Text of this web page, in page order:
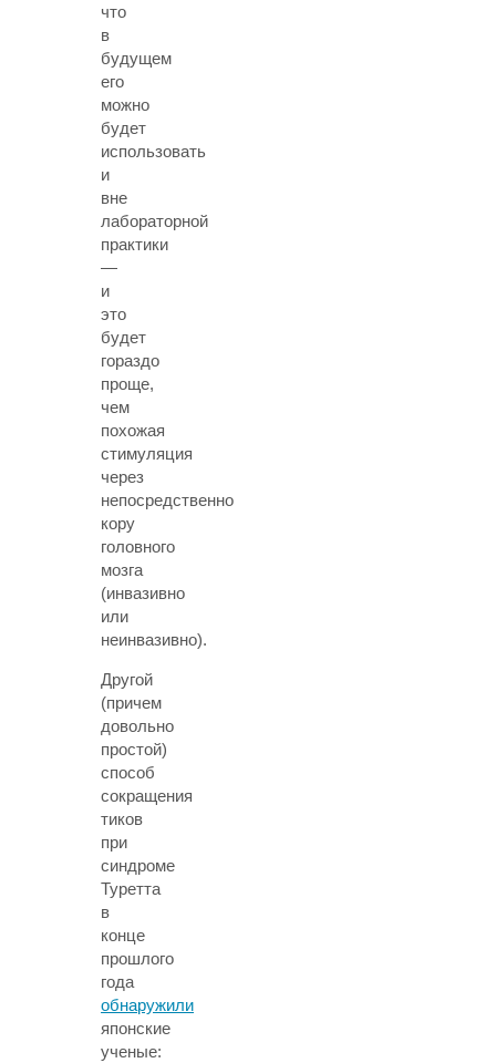
что
в
будущем
его
можно
будет
использовать
и
вне
лабораторной
практики
—
и
это
будет
гораздо
проще,
чем
похожая
стимуляция
через
непосредственно
кору
головного
мозга
(инвазивно
или
неинвазивно).
Другой
(причем
довольно
простой)
способ
сокращения
тиков
при
синдроме
Туретта
в
конце
прошлого
года
обнаружили
японские
ученые: